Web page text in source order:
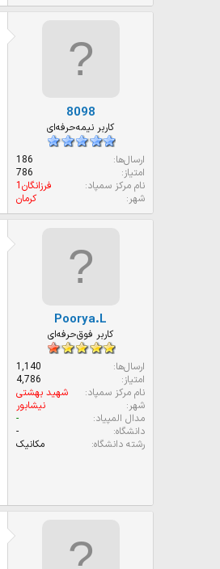
8098
کاربر نیمه‌حرفه‌ای
ارسال‌ها
186
امتیاز
786
نام مرکز سمپاد
فرزانگان1
شهر
کرمان
Poorya.L
کاربر فوق‌حرفه‌ای
ارسال‌ها
1,140
امتیاز
4,786
نام مرکز سمپاد
شهید بهشتی
شهر
نیشابور
مدال المپیاد
-
دانشگاه
-
رشته دانشگاه
مکانیک